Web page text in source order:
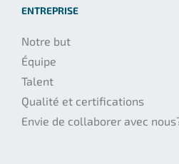
ENTREPRISE
Notre but
Équipe
Talent
Qualité et certifications
Envie de collaborer avec